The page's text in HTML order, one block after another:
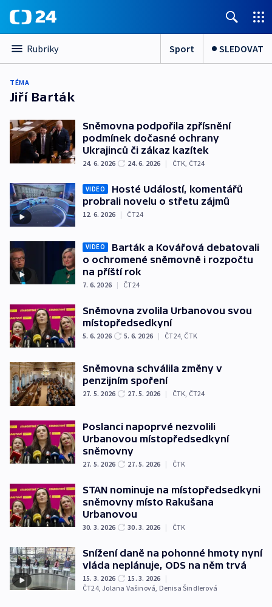
Rubriky Sport SLEDOVAT
TÉMA
Jiří Barták
Sněmovna podpořila zpřísnění
podmínek dočasné ochrany
Ukrajinců či zákaz kazítek
24. 6. 2026 24. 6. 2026 | ČTK, ČT24
VIDEO
Hosté Událostí, komentářů
probrali novelu o střetu zájmů
12. 6. 2026 | ČT24
VIDEO
Barták a Kovářová debatovali
o ochromené sněmovně i rozpočtu
na příští rok
7. 6. 2026 | ČT24
Sněmovna zvolila Urbanovou svou
místopředsedkyní
5. 6. 2026 5. 6. 2026 | ČT24 ČTK
Sněmovna schválila změny v
penzijním spoření
27. 5. 2026 27. 5. 2026 | ČTK, ČT24
Poslanci napoprvé nezvolili
Urbanovou místopředsedkyní
sněmovny
27. 5. 2026 27. 5. 2026 | ČTK
STAN nominuje na místopředsedkyni
sněmovny místo Rakušana
Urbanovou
30. 3. 2026 30. 3. 2026 | ČTK
Snížení daně na pohonné hmoty nyní
vláda neplánuje, ODS na něm trvá
15. 3. 2026 15. 3. 2026 |
ČT24, Jolana Vašinová Denisa Šindlerová